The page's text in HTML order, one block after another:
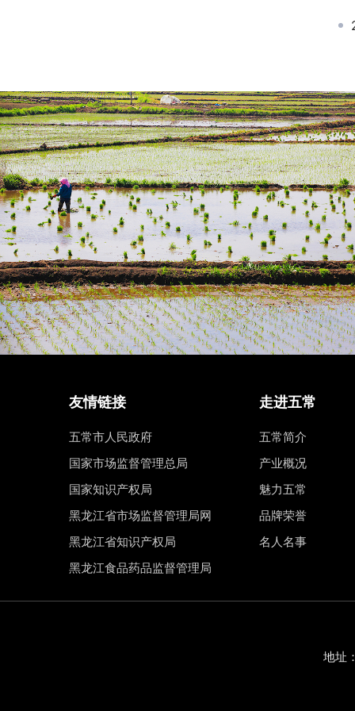
友情链接
五常市人民政府
国家市场监督管理总局
国家知识产权局
黑龙江省市场监督管理局网
黑龙江省知识产权局
黑龙江食品药品监督管理局
走进五常
五常简介
产业概况
魅力五常
品牌荣誉
名人名事
地址